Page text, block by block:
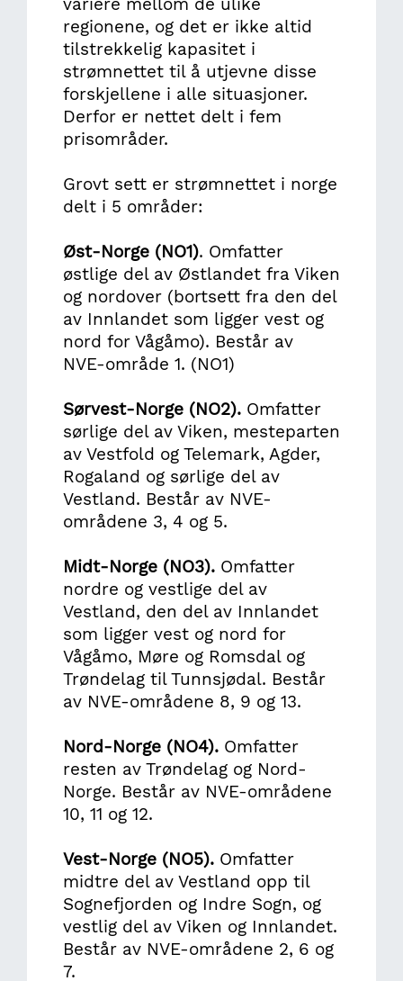
variere mellom de ulike
regionene, og det er ikke altid
tilstrekkelig kapasitet i
strømnettet til å utjevne disse
forskjellene i alle situasjoner.
Derfor er nettet delt i fem
prisområder.
Grovt sett er strømnettet i norge
delt i 5 områder:
Øst-Norge (NO1). Omfatter
østlige del av Østlandet fra Viken
og nordover (bortsett fra den del
av Innlandet som ligger vest og
nord for Vågåmo). Består av
NVE-område 1. (NO1)
Sørvest-Norge (NO2). Omfatter
sørlige del av Viken, mesteparten
av Vestfold og Telemark, Agder,
Rogaland og sørlige del av
Vestland. Består av NVE-
områdene 3, 4 og 5.
Midt-Norge (NO3). Omfatter
nordre og vestlige del av
Vestland, den del av Innlandet
som ligger vest og nord for
Vågåmo, Møre og Romsdal og
Trøndelag til Tunnsjødal. Består
av NVE-områdene 8, 9 og 13.
Nord-Norge (NO4). Omfatter
resten av Trøndelag og Nord-
Norge. Består av NVE-områdene
10, 11 og 12.
Vest-Norge (NO5). Omfatter
midtre del av Vestland opp til
Sognefjorden og Indre Sogn, og
vestlig del av Viken og Innlandet.
Består av NVE-områdene 2, 6 og
7.